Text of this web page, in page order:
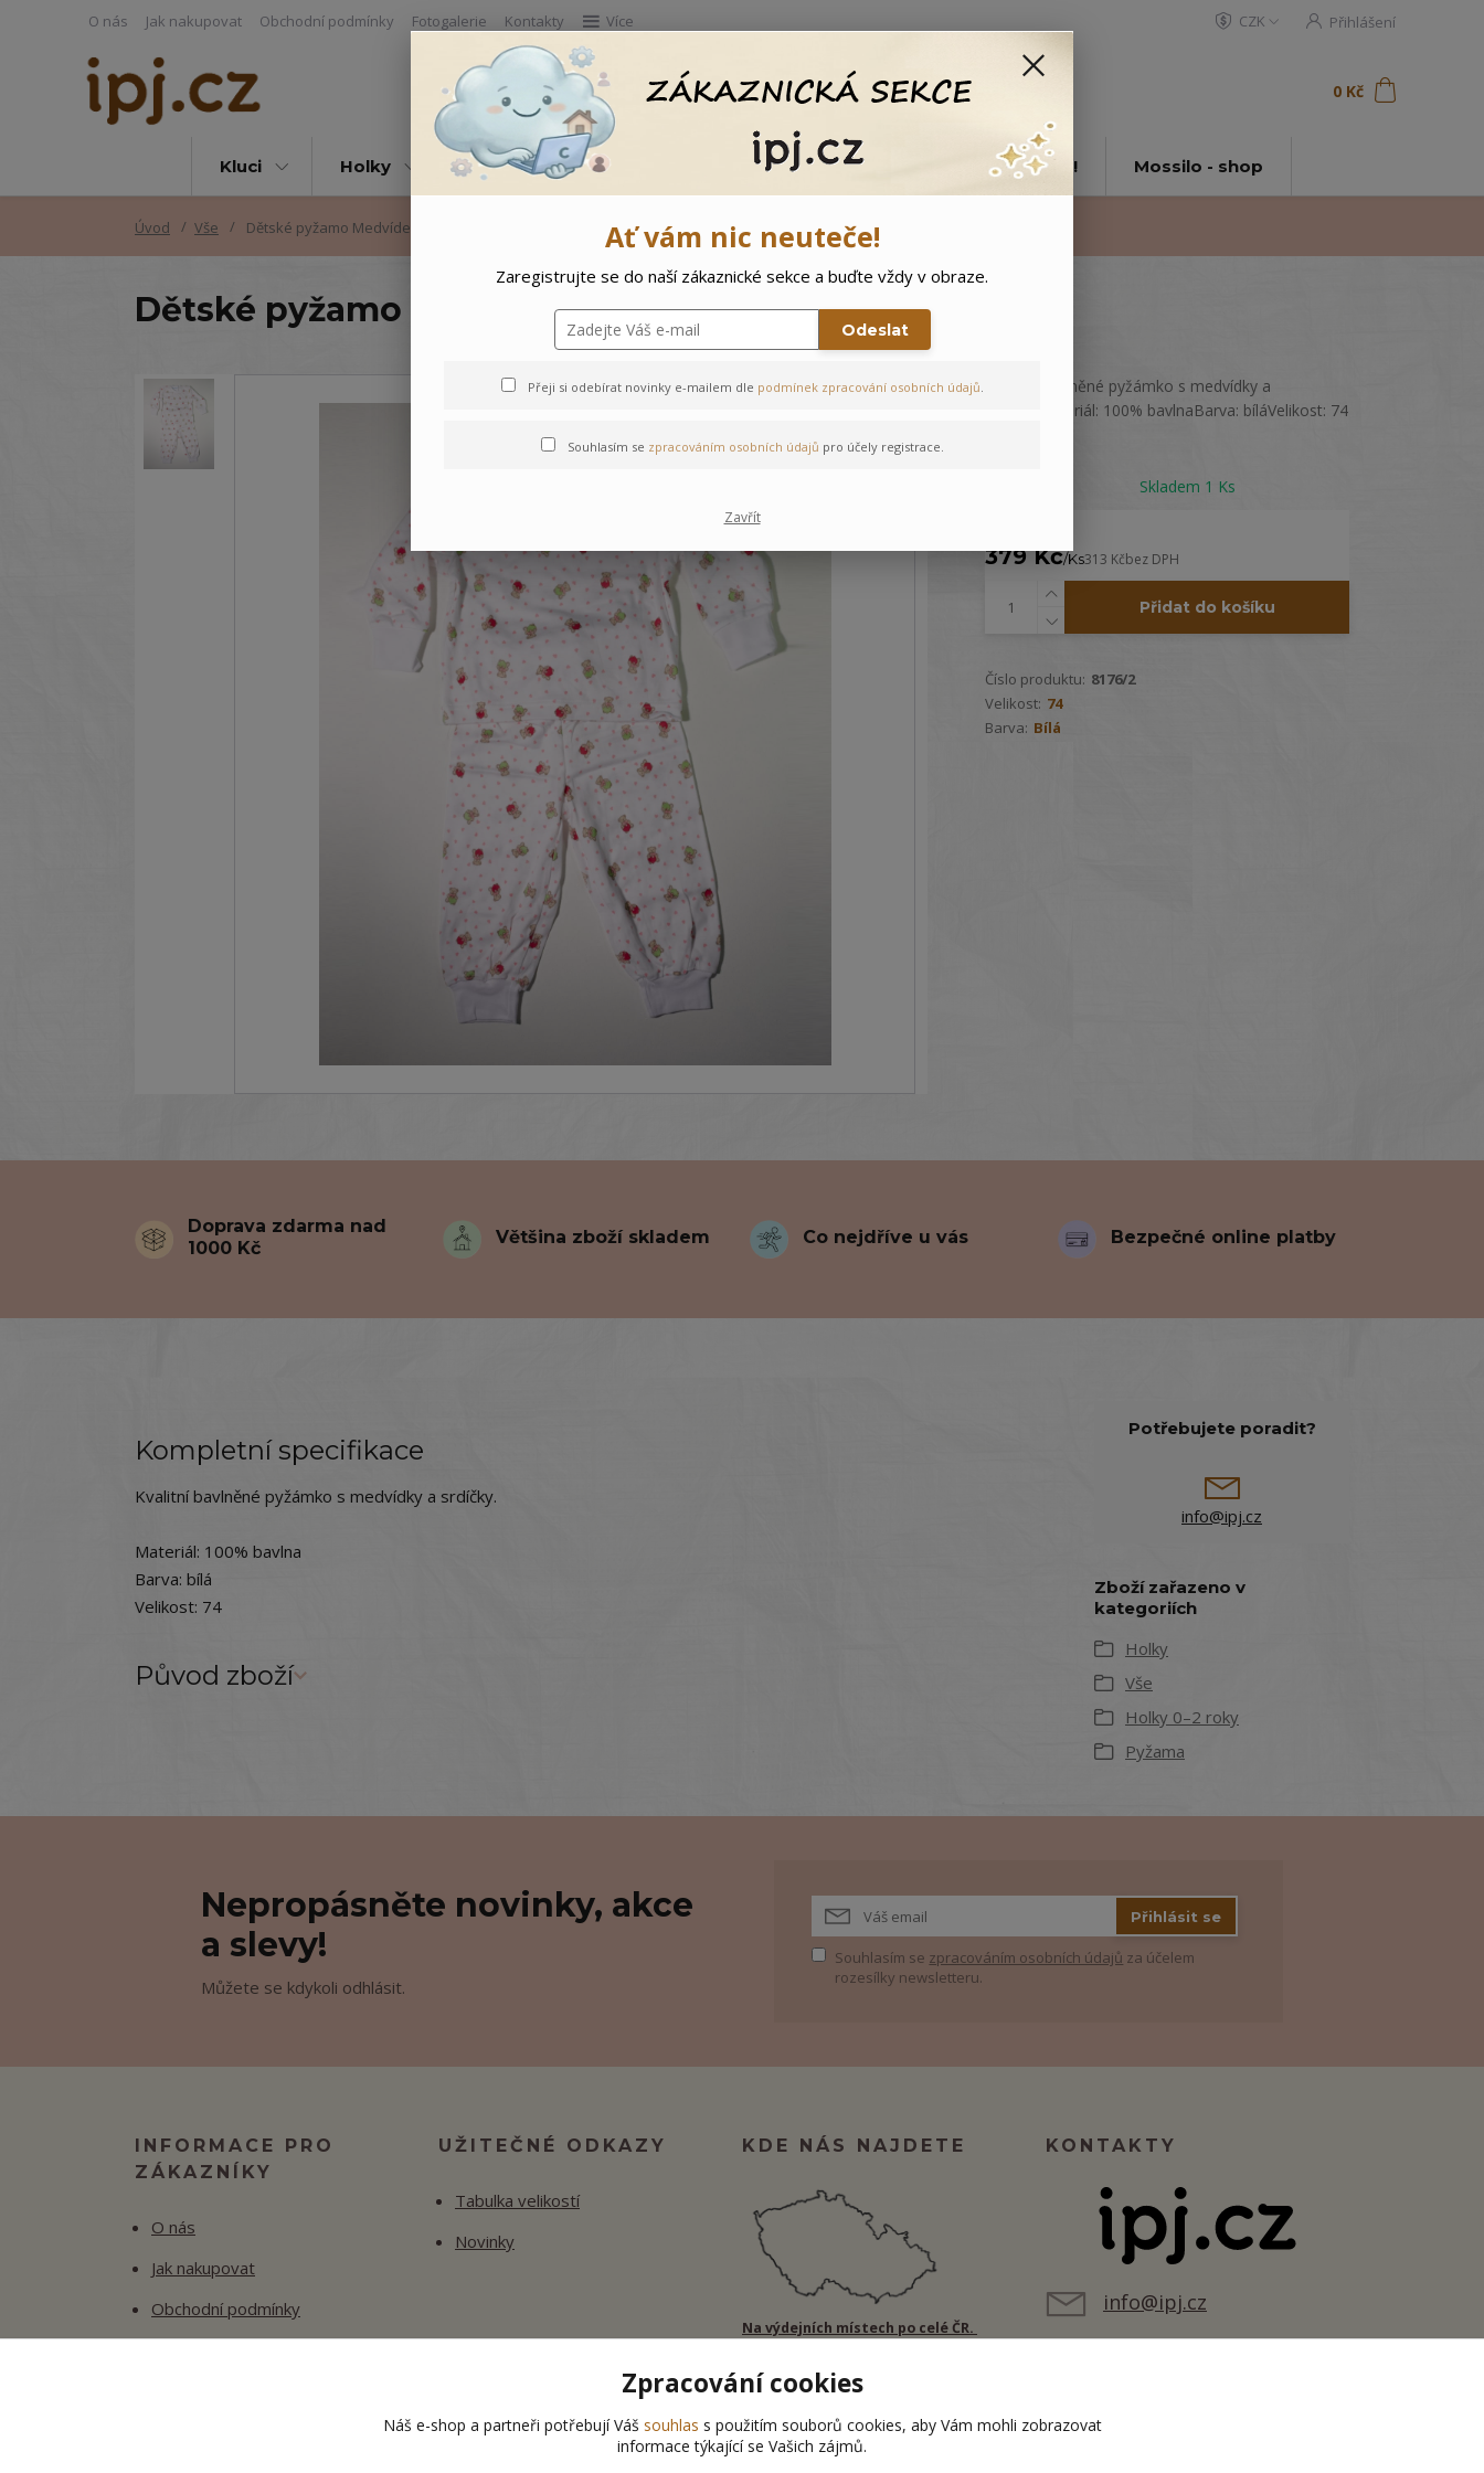
O nás Jak nakupovat Obchodní podmínky Fotogalerie Kontakty Více CZK Přihlášení
Hledat 0 Kč
Kluci Holky Vše Doprodej Ostatní 🌲 Vítejte ve světě Mossilo! Mossilo - shop
Úvod Vše Dětské pyžamo Medvídek
Dětské pyžamo Medvídek
Kvalitní bavlněné pyžámko s medvídky a
srdíčky.Materiál: 100% bavlnaBarva: bíláVelikost: 74
Skladem 1 Ks
379 Kč/Ks313 Kčbez DPH
Přidat do košíku
Číslo produktu: 8176/2
Velikost: 74
Barva: Bílá
Doprava zdarma nad
1000 Kč
Většina zboží skladem Co nejdříve u vás Bezpečné online platby
Kompletní specifikace
Kvalitní bavlněné pyžámko s medvídky a srdíčky.
Materiál: 100% bavlna
Barva: bílá
Velikost: 74
Původ zboží
Potřebujete poradit?
info@ipj.cz
Zboží zařazeno v
kategoriích
Holky
Vše
Holky 0–2 roky
Pyžama
Nepropásněte novinky, akce
a slevy!
Můžete se kdykoli odhlásit.
Přihlásit se
Souhlasím se zpracováním osobních údajů za účelem
rozesílky newsletteru.
INFORMACE PRO
ZÁKAZNÍKY
O nás
Jak nakupovat
Obchodní podmínky
UŽITEČNÉ ODKAZY
Tabulka velikostí
Novinky
KDE NÁS NAJDETE
Na výdejních místech po celé ČR.
KONTAKTY
info@ipj.cz
Ať vám nic neuteče!
Zaregistrujte se do naší zákaznické sekce a buďte vždy v obraze.
Odeslat
Přeji si odebírat novinky e-mailem dle podmínek zpracování osobních údajů.
Souhlasím se zpracováním osobních údajů pro účely registrace.
Zavřít
Zpracování cookies
Náš e-shop a partneři potřebují Váš souhlas s použitím souborů cookies, aby Vám mohli zobrazovat
informace týkající se Vašich zájmů.